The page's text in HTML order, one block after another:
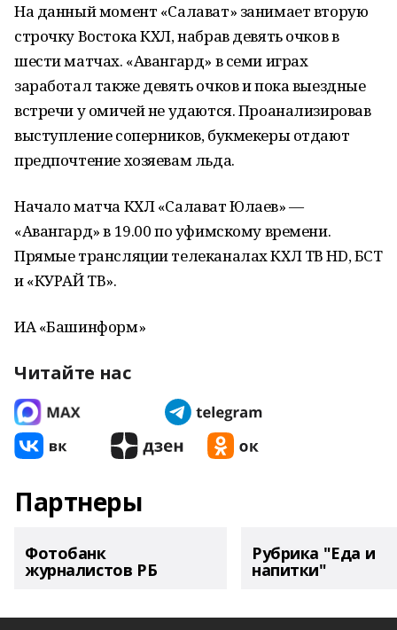
На данный момент «Салават» занимает вторую
строчку Востока КХЛ, набрав девять очков в
шести матчах. «Авангард» в семи играх
заработал также девять очков и пока выездные
встречи у омичей не удаются. Проанализировав
выступление соперников, букмекеры отдают
предпочтение хозяевам льда.
Начало матча КХЛ «Салават Юлаев» —
«Авангард» в 19.00 по уфимскому времени.
Прямые трансляции телеканалах КХЛ ТВ HD, БСТ
и «КУРАЙ ТВ».
ИА «Башинформ»
Читайте нас
Партнеры
Фотобанк
журналистов РБ
Рубрика "Еда и
напитки"